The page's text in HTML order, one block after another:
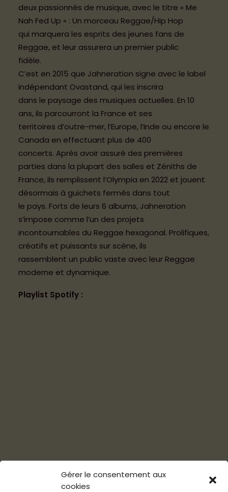
Gérer le consentement aux
cookies
29-30 mai 2026 – LES LANDES-GENUSSON
LA PROG
BILLETTERIE
deux passionnés de musique, avec le titre « Me
Nah Fed Up » : Un morceau Reggae/Hip Hop
qui marquera les esprits des jeunes fans de
Reggae, et leur assurera un premier public
fidèle.
C’est en 2015 que Jahneration signe avec le label
indépendant Ovastand, qui les inscrira
dans le paysage des musiques actuelles. En 10
ans, ils parcourront la France et ses
territoires d’outre-mer, l’Europe, l’Inde ou encore le
Canada en effectuant plus de 400
concerts. Après avoir assuré des premières
parties dans la plupart des salles et Zéniths de
France, ils remplissent l’Olympia en 2022 et jouent
désormais à guichets fermés dans tout
le pays. Forts de leurs 6 albums, Jahneration
s’impose comme l’un des projets
incontournables du Reggae hexagonal. Prolifiques,
créatifs et puissants sur scène, ils
rassemblent un public vaste avec leur Reggae
moderne et dynamique.
Playlist Spotify :